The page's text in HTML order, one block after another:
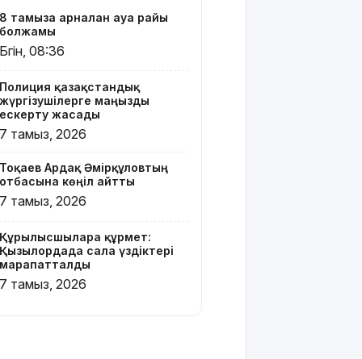
жаңа иесін
тапты
Z белгісі
бар жейде
киген
жолаушы
талқыға
түсті
Солтүстік
Қазақстан
облысының
90
8 тамызға арналған ауа райы
болжамы
Бүгін, 08:36
Полиция қазақстандық
жүргізушілерге маңызды
ескерту жасады
7 тамыз, 2026
Тоқаев Ардақ Әмірқұловтың
отбасына көңіл айтты
7 тамыз, 2026
Құрылысшыларға құрмет:
Қызылордада сала үздіктері
марапатталды
7 тамыз, 2026